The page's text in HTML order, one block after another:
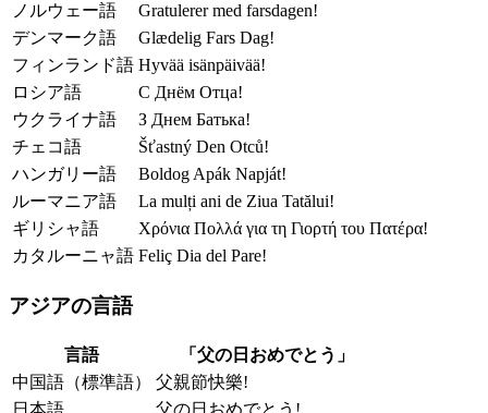
ノルウェー語
Gratulerer med farsdagen!
デンマーク語
Glædelig Fars Dag!
フィンランド語 Hyvää isänpäivää!
ロシア語
С Днём Отца!
ウクライナ語
З Днем Батька!
チェコ語
Šťastný Den Otců!
ハンガリー語
Boldog Apák Napját!
ルーマニア語
La mulți ani de Ziua Tatălui!
ギリシャ語
Χρόνια Πολλά για τη Γιορτή του Πατέρα!
カタルーニャ語 Feliç Dia del Pare!
アジアの言語
言語
「父の日おめでとう」
中国語（標準語）
父親節快樂!
日本語
父の日おめでとう!